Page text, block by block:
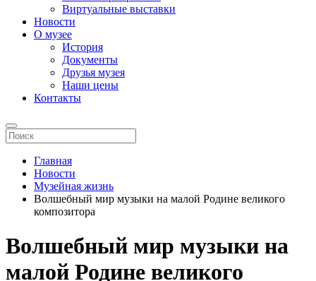
Виртуальные выставки
Новости
О музее
История
Документы
Друзья музея
Наши цены
Контакты
Главная
Новости
Музейная жизнь
Волшебный мир музыки на малой Родине великого
композитора
Волшебный мир музыки на
малой Родине великого